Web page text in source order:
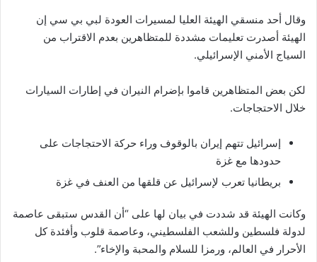
وقال أحد منسقي الهيئة العليا لمسيرات العودة لبي بي سي إن
الهيئة أصدرت تعليمات مشددة للمتظاهرين بعدم الاقتراب من
السياج الأمني الإسرائيلي.
لكن بعض المتظاهرين قاموا بإضرام النيران في إطارات السيارات
خلال الاحتجاجات.
إسرائيل تتهم إيران بالوقوف وراء حركة الاحتجاجات على
حدودها مع غزة
بريطانيا تعرب لإسرائيل عن قلقها من العنف في غزة
وكانت الهيئة قد شددت في بيان لها على “أن القدس ستبقى عاصمة
لدولة فلسطين وللشعب الفلسطيني، وعاصمة قلوب وأفئدة كل
الأحرار في العالم، ورمزا للسلام والمحبة والإخاء”.